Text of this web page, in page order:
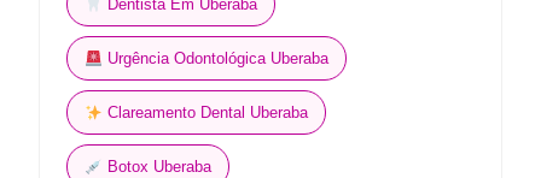
Dentista Em Uberaba
Urgência Odontológica Uberaba
Clareamento Dental Uberaba
Botox Uberaba